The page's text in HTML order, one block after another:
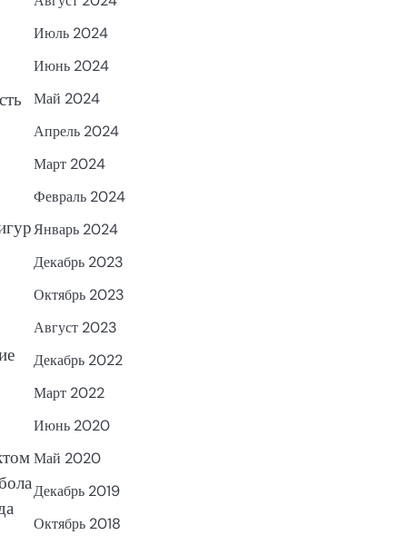
Июль 2024
Июнь 2024
Май 2024
Апрель 2024
Март 2024
Февраль 2024
Январь 2024
Декабрь 2023
Октябрь 2023
Август 2023
Декабрь 2022
Март 2022
Июнь 2020
Май 2020
Декабрь 2019
Октябрь 2018